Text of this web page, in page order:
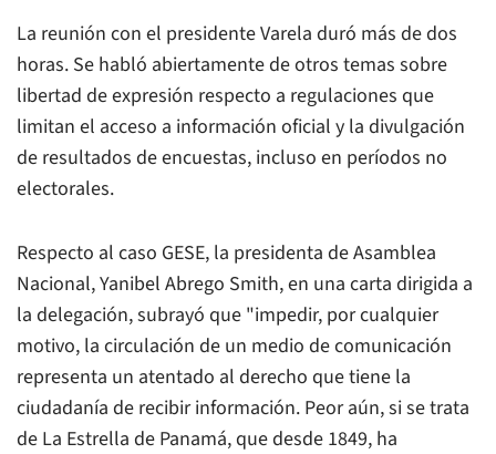
La reunión con el presidente Varela duró más de dos
horas. Se habló abiertamente de otros temas sobre
libertad de expresión respecto a regulaciones que
limitan el acceso a información oficial y la divulgación
de resultados de encuestas, incluso en períodos no
electorales.
Respecto al caso GESE, la presidenta de Asamblea
Nacional, Yanibel Abrego Smith, en una carta dirigida a
la delegación, subrayó que "impedir, por cualquier
motivo, la circulación de un medio de comunicación
representa un atentado al derecho que tiene la
ciudadanía de recibir información. Peor aún, si se trata
de La Estrella de Panamá, que desde 1849, ha